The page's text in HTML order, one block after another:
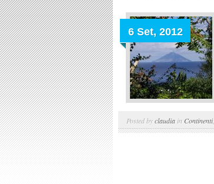
6 Set, 2012
Posted byclaudia in Continenti,